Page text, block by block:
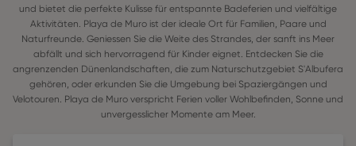
und bietet die perfekte Kulisse für entspannte Badeferien und vielfältige
Aktivitäten. Playa de Muro ist der ideale Ort für Familien, Paare und
Naturfreunde. Geniessen Sie die Weite des Strandes, der sanft ins Meer
abfällt und sich hervorragend für Kinder eignet. Entdecken Sie die
angrenzenden Dünenlandschaften, die zum Naturschutzgebiet S'Albufera
gehören, oder erkunden Sie die Umgebung bei Spaziergängen und
Velotouren. Playa de Muro verspricht Ferien voller Wohlbefinden, Sonne und
unvergesslicher Momente am Meer.